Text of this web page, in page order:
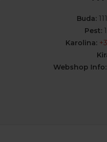
Buda:
Pest:
Karolina:
Webshop Info: